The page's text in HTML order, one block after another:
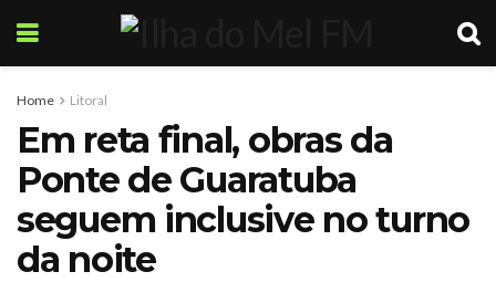
Home Litoral
Em reta final, obras da
Ponte de Guaratuba
seguem inclusive no turno
da noite